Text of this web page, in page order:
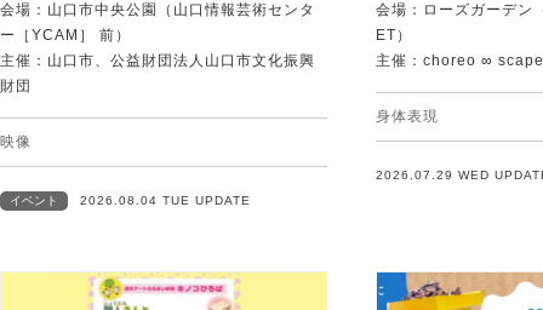
会場：山口市中央公園（山口情報芸術センタ
ー［YCAM］ 前）
主催：山口市、公益財団法人山口市文化振興
財団
映像
イベント 2026.08.04 TUE UPDATE
会場：ローズガーデン
ET）
主催：choreo ∞ scape
身体表現
2026.07.29 WED